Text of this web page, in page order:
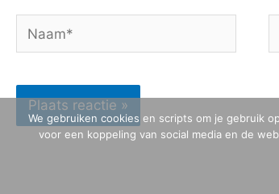
Naam*
We gebruiken cookies en scripts om je gebruik
voor een koppeling van social media en de